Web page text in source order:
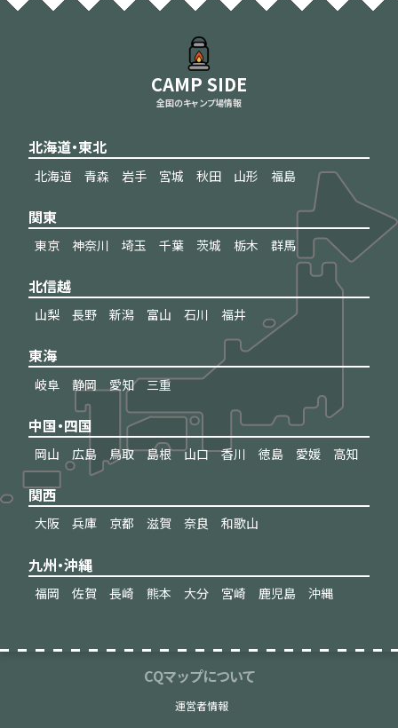
CAMP SIDE
全国のキャンプ場情報
北海道・東北
北海道 青森 岩手 宮城 秋田 山形 福島
関東
東京 神奈川 埼玉 千葉 茨城 栃木 群馬
北信越
山梨 長野 新潟 富山 石川 福井
東海
岐阜 静岡 愛知 三重
中国・四国
岡山 広島 鳥取 島根 山口 香川 徳島 愛媛 高知
関西
大阪 兵庫 京都 滋賀 奈良 和歌山
九州・沖縄
福岡 佐賀 長崎 熊本 大分 宮崎 鹿児島 沖縄
CQマップについて
運営者情報